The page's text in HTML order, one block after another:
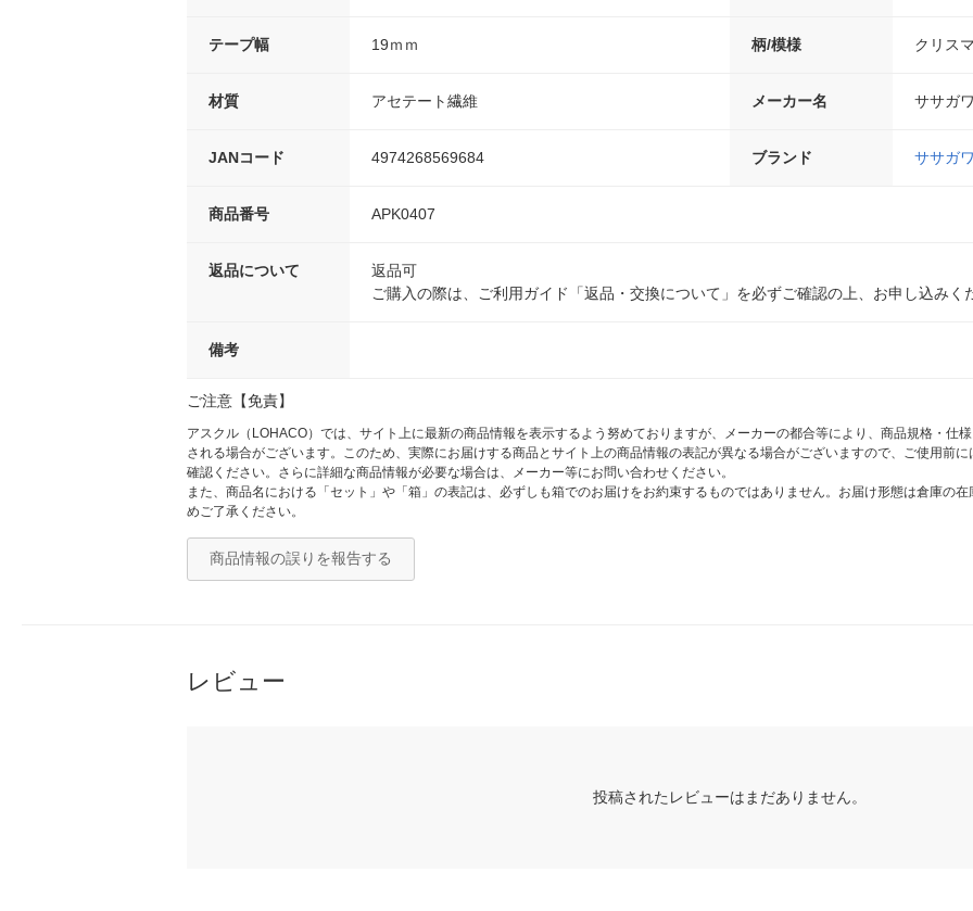
テープ幅 19ｍｍ 柄/模様 クリス
材質 アセテート繊維 メーカー名 ササガワ
JANコード 4974268569684 ブランド ササガワ
商品番号 APK0407
返品について
返品可
ご購入の際は、ご利用ガイド「返品・交換について」を必ずご確認の上、お申し込みく
備考
ご注意【免責】
アスクル（LOHACO）では、サイト上に最新の商品情報を表示するよう努めておりますが、メーカーの都合等により、商品規格・仕
される場合がございます。このため、実際にお届けする商品とサイト上の商品情報の表記が異なる場合がございますので、ご使用前
確認ください。さらに詳細な商品情報が必要な場合は、メーカー等にお問い合わせください。
また、商品名における「セット」や「箱」の表記は、必ずしも箱でのお届けをお約束するものではありません。お届け形態は倉庫の
めご了承ください。
商品情報の誤りを報告する
レビュー
投稿されたレビューはまだありません。